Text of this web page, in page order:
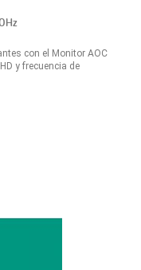
con el Monitor AOC
y frecuencia de